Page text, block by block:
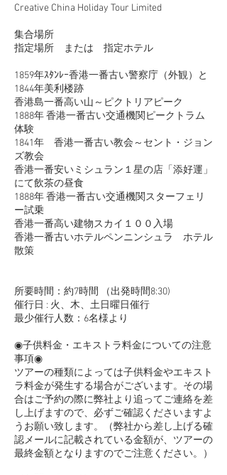
Creative China Holiday Tour Limited
集合場所
指定場所 または 指定ホテル
1859年ｽﾀﾝﾚｰ香港一番古い警察庁（外観）と
1844年美利楼跡
香港島一番高い山～ピクトリアピーク
1888年 香港一番古い交通機関ピークトラム
体験
1841年 香港一番古い教会～セント・ジョン
ズ教会
香港一番安いミシュラン１星の店「添好運」
にて飲茶の昼食
1888年 香港一番古い交通機関スターフェリ
ー試乗
香港一番高い建物スカイ１００入場
香港一番古いホテルペンニンシュラ ホテル
散策
所要時間：約7時間 （出発時間8:30)
催行日 : 火、木、土日曜日催行
最少催行人数：6名様より
◉子供料金・エキストラ料金についての注意
事項◉
ツアーの種類によっては子供料金やエキスト
ラ料金が発生する場合がございます。その場
合はご予約の際に弊社より追ってご連絡を差
し上げますので、必ずご確認くださいますよ
うお願い致します。（弊社から差し上げる確
認メールに記載されている金額が、ツアーの
最終金額となりますのでご注意ください。）